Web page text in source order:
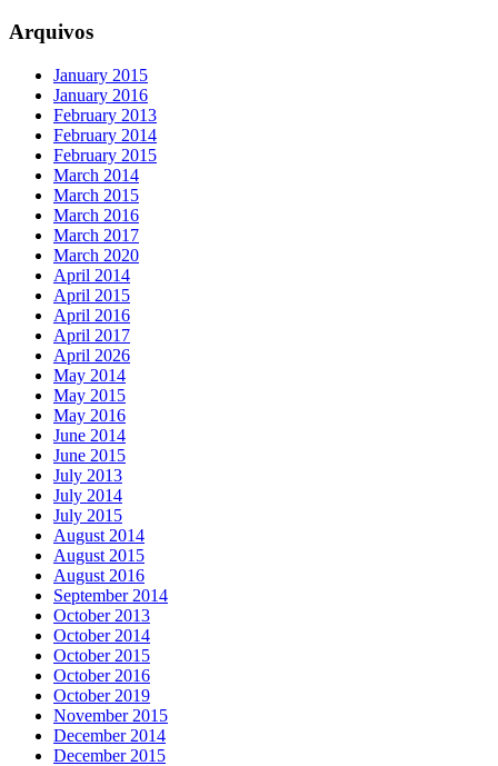
Arquivos
January 2015
January 2016
February 2013
February 2014
February 2015
March 2014
March 2015
March 2016
March 2017
March 2020
April 2014
April 2015
April 2016
April 2017
April 2026
May 2014
May 2015
May 2016
June 2014
June 2015
July 2013
July 2014
July 2015
August 2014
August 2015
August 2016
September 2014
October 2013
October 2014
October 2015
October 2016
October 2019
November 2015
December 2014
December 2015